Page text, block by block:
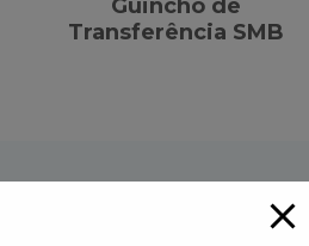
Guincho de
Transferência SMB